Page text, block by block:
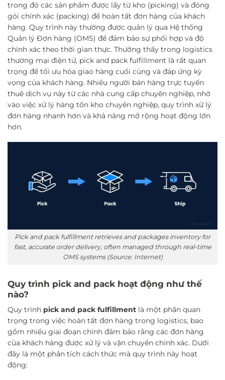
trong đó các sản phẩm được lấy từ kho (picking) và đóng
gói chính xác (packing) để hoàn tất đơn hàng của khách
hàng. Quy trình này thường được quản lý qua Hệ thống
Quản lý Đơn hàng (OMS) để đảm bảo sự phối hợp và độ
chính xác theo thời gian thực. Thường thấy trong logistics
thương mại điện tử, pick and pack fulfillment là rất quan
trọng để tối ưu hóa giao hàng cuối cùng và đáp ứng kỳ
vọng của khách hàng. Nhiều người bán hàng trực tuyến
thuê dịch vụ này từ các nhà cung cấp chuyên nghiệp, nhờ
vào việc xử lý hàng tồn kho chuyên nghiệp, quy trình xử lý
đơn hàng nhanh hơn và khả năng mở rộng hoạt động lớn
hơn.
Pick and pack fulfillment retrieves and packages inventory for
fast, accurate order delivery, often managed through real-time
OMS systems (Source: Internet)
Quy trình pick and pack hoạt động như thế
nào?
Quy trình pick and pack fulfillment là một phần quan
trọng trong việc hoàn tất đơn hàng trong logistics, bao
gồm nhiều giai đoạn chính đảm bảo rằng các đơn hàng
của khách hàng được xử lý và vận chuyển chính xác. Dưới
đây là một phân tích cách thức mà quy trình này hoạt
động: